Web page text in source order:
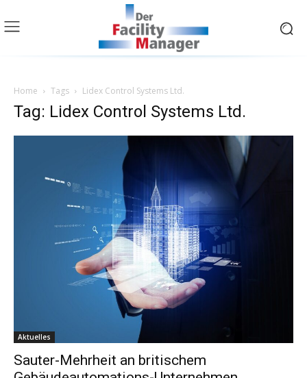
Home Tags Lidex Control Systems Ltd.
Tag: Lidex Control Systems Ltd.
Aktuelles
Sauter-Mehrheit an britischem